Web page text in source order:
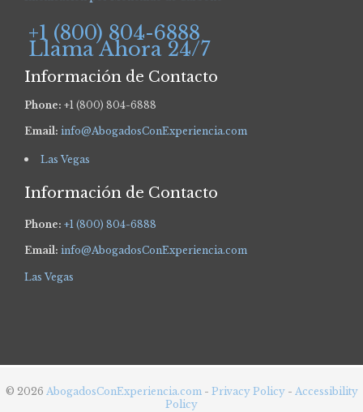
+1 (800) 804-6888
Llama Ahora 24/7
Información de Contacto
Phone: +1 (800) 804-6888
Email: info@AbogadosConExperiencia.com
Las Vegas
Información de Contacto
Phone: +1 (800) 804-6888
Email: info@AbogadosConExperiencia.com
Las Vegas
© 2026 AbogadosConExperiencia.com- Privacy Policy - Accessibility
Policy